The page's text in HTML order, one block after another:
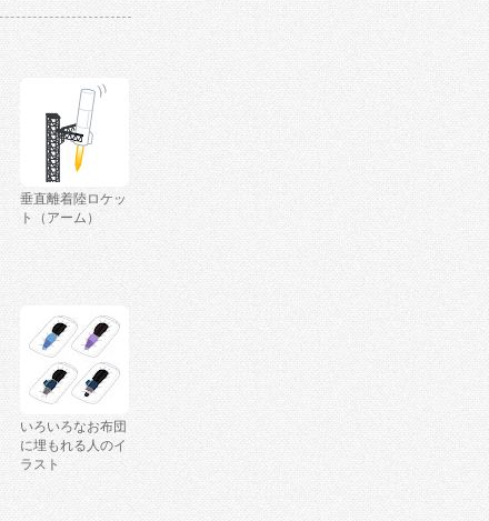
垂直離着陸ロケッ
ト（アーム）
いろいろなお布団
に埋もれる人のイ
ラスト